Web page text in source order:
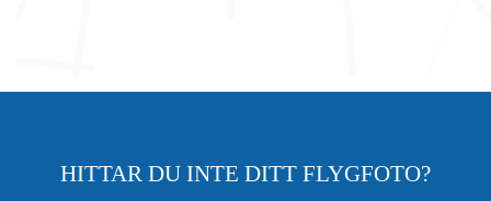
HITTAR DU INTE DITT FLYGFOTO?